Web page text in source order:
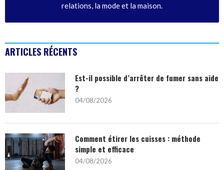
relations, la mode et la maison.
ARTICLES RÉCENTS
Est-il possible d’arrêter de fumer sans aide
?
04/08/2026
Comment étirer les cuisses : méthode
simple et efficace
04/08/2026